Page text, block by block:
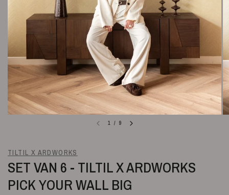
1 / 9
TILTIL X ARDWORKS
SET VAN 6 - TILTIL X ARDWORKS
PICK YOUR WALL BIG